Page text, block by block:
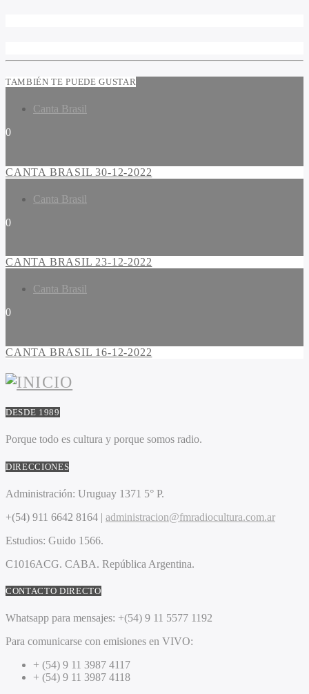
TAMBIÉN TE PUEDE GUSTAR
Canta Brasil
0
CANTA BRASIL 30-12-2022
Canta Brasil
0
CANTA BRASIL 23-12-2022
Canta Brasil
0
CANTA BRASIL 16-12-2022
DESDE 1989
Porque todo es cultura y porque somos radio.
DIRECCIONES
Administración: Uruguay 1371 5° P.
+(54) 911 6642 8164 | administracion@fmradiocultura.com.ar
Estudios: Guido 1566.
C1016ACG. CABA. República Argentina.
CONTACTO DIRECTO
Whatsapp para mensajes: +(54) 9 11 5577 1192
Para comunicarse con emisiones en VIVO:
+ (54) 9 11 3987 4117
+ (54) 9 11 3987 4118